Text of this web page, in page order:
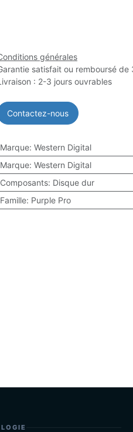
générales
satisfait ou remboursé de
: 2-3 jours ouvrables
Contactez-nous
Marque: Western Digital
Marque: Western Digital
Composants: Disque dur
Famille: Purple Pro